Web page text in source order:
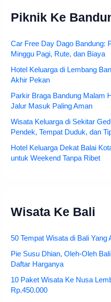
Piknik Ke
Car Free Day Dago Bandung:
Minggu Pagi, Rute, dan Biaya
Hotel Keluarga di Lembang
Akhir Pekan
Parkir Braga Bandung Malam
Jalur Masuk Paling Aman
Wisata Keluarga di Sekitar
Pendek, Tempat Duduk, dan
Hotel Keluarga Dekat Balai
untuk Weekend Tanpa Ribet
Wisata Ke Bali
50 Tempat Wisata di Bali Yang
Pie Susu Dhian, Oleh-Oleh
Daftar Harganya
10 Paket Wisata Ke Nusa
Rp.450.000